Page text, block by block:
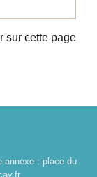
sur cette page
annexe : place du